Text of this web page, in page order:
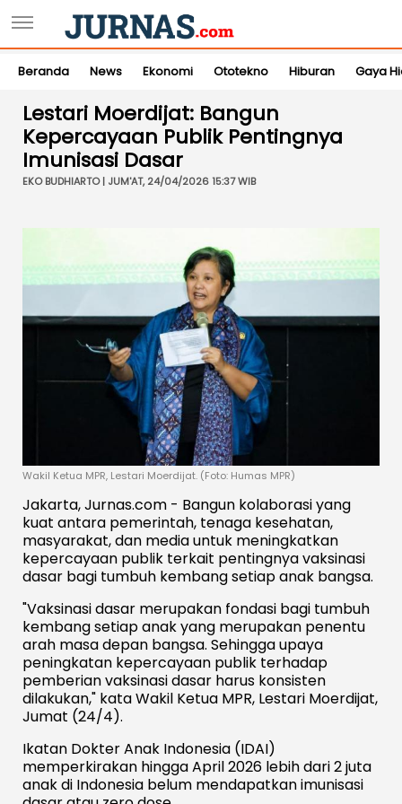
Beranda News Ekonomi Ototekno Hiburan Gaya
Lestari Moerdijat: Bangun
Kepercayaan Publik Pentingnya
Imunisasi Dasar
EKO BUDHIARTO | JUM'AT, 24/04/2026 15:37 WIB
Wakil Ketua MPR, Lestari Moerdijat. (Foto: Humas MPR)
Jakarta, Jurnas.com - Bangun kolaborasi yang
kuat antara pemerintah, tenaga kesehatan,
masyarakat, dan media untuk meningkatkan
kepercayaan publik terkait pentingnya vaksinasi
dasar bagi tumbuh kembang setiap anak bangsa.
"Vaksinasi dasar merupakan fondasi bagi tumbuh
kembang setiap anak yang merupakan penentu
arah masa depan bangsa. Sehingga upaya
peningkatan kepercayaan publik terhadap
pemberian vaksinasi dasar harus konsisten
dilakukan," kata Wakil Ketua MPR, Lestari Moerdijat,
Jumat (24/4).
Ikatan Dokter Anak Indonesia (IDAI)
memperkirakan hingga April 2026 lebih dari 2 juta
anak di Indonesia belum mendapatkan imunisasi